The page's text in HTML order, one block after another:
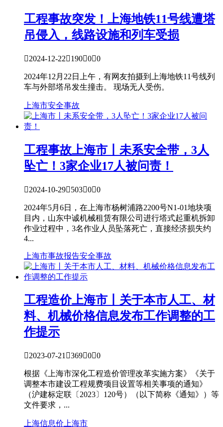
工程事故突发！上海地铁11号线遭塔
吊侵入，线路设施和列车受损
2024-12-2219000
2024年12月22日上午，有网友拍摄到上海地铁11号线列
车与外部塔吊发生撞击。 现场无人受伤。
上海市安全事故
工程事故上海市丨未系安全带，3人
坠亡！3家企业17人被问责！
2024-10-2950300
2024年5月6日，在上海市杨树浦路2200号N1-01地块项
目内，山东中诚机械租赁有限公司进行塔式起重机拆卸
作业过程中，3名作业人员坠落死亡，直接经济损失约
4...
上海市事故报告安全事故
工程造价上海市丨关于本市人工、材
料、机械价格信息发布工作调整的工
作提示
2023-07-21 36900
根据《上海市深化工程造价管理改革实施方案》《关于
调整本市建设工程规费项目设置等相关事项的通知》
（沪建标定联〔2023〕120号）（以下简称《通知》）等
文件要求，...
上海信息价 上海市